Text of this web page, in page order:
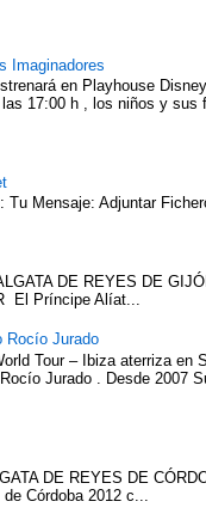
Imaginadores
en Playhouse
17:00 h , los niños y sus
Mensaje: Adjuntar
DE REYES DE
El Príncipe Alíat...
Rocío Jurado
Tour – Ibiza aterriza en
Jurado . Desde 2007
DE REYES DE
Córdoba 2012 c...